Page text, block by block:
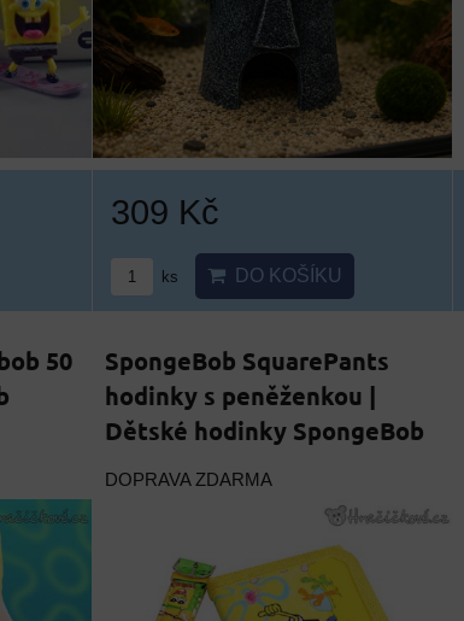
309 Kč
ks DO KOŠÍKU
50
SpongeBob SquarePants
hodinky s peněženkou |
Dětské hodinky SpongeBob
DOPRAVA ZDARMA